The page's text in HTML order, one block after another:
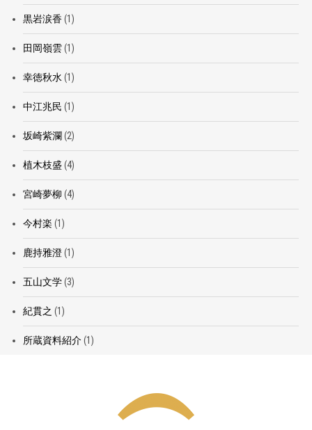
黒岩涙香(1)
田岡嶺雲(1)
幸徳秋水 (1)
中江兆民 (1)
坂崎紫瀾 (2)
植木枝盛 (4)
宮崎夢柳 (4)
今村楽 (1)
鹿持雅澄(1)
五山文学(3)
紀貫之 (1)
所蔵資料紹介(1)